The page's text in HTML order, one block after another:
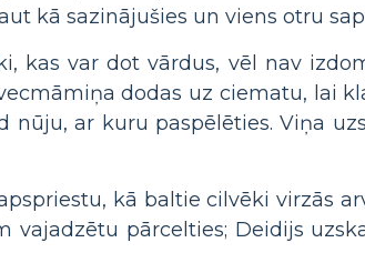
kā sazinājušies un viens otru
kas var dot vārdus, vēl nav
dodas uz ciematu, lai
nūju, ar kuru paspēlēties. Viņa
kā baltie cilvēki virzās
vajadzētu pārcelties; Deidijs